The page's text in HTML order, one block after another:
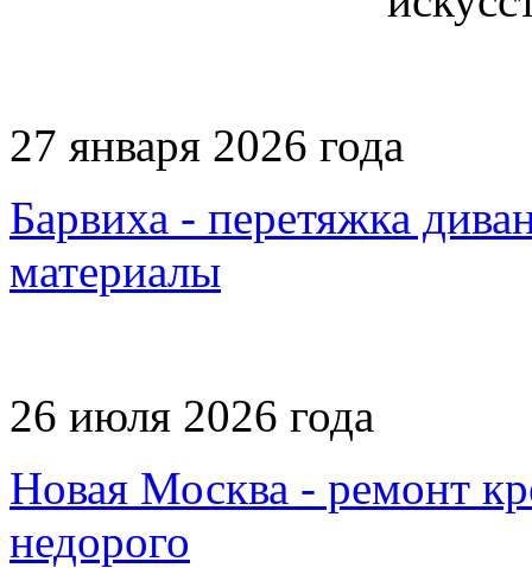
27 января 2026 года
Барвиха - перетяжка
материалы
26 июля 2026 года
Новая Москва - ремонт
недорого